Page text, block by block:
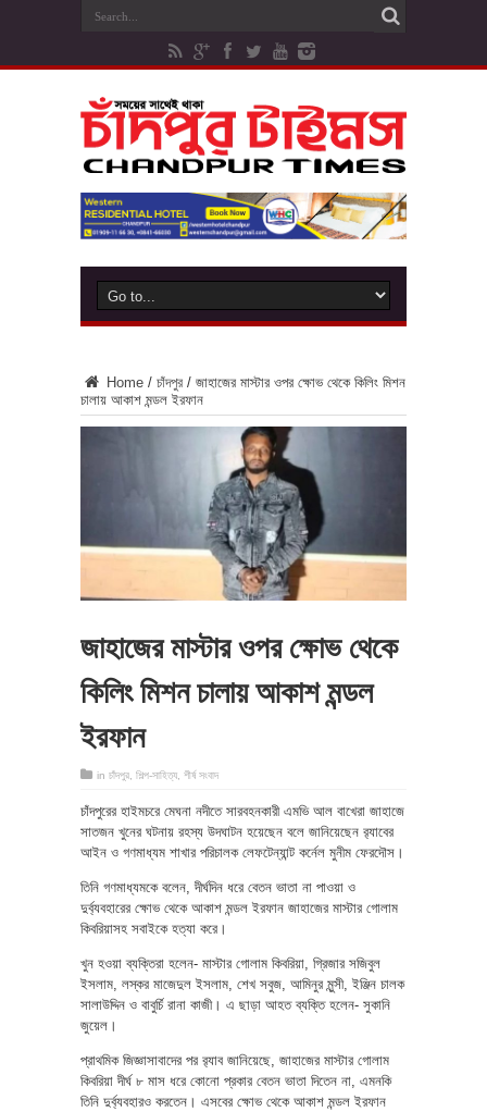
Home / চাঁদপুর / জাহাজের মাস্টার ওপর ক্ষোভ থেকে কিলিং মিশন
চালায় আকাশ মন্ডল ইরফান
জাহাজের মাস্টার ওপর ক্ষোভ থেকে
কিলিং মিশন চালায় আকাশ মন্ডল
ইরফান
in চাঁদপুর শিল্প-সাহিত্য শীর্ষ সংবাদ
চাঁদপুরের হাইমচরে মেঘনা নদীতে সারবহনকারী এমভি আল বাখেরা জাহাজে
সাতজন খুনের ঘটনায় রহস্য উদঘাটন হয়েছেন বলে জানিয়েছেন র‌্যাবের
আইন ও গণমাধ্যম শাখার পরিচালক লেফটেন্যান্ট কর্নেল মুনীম ফেরদৌস।
তিনি গণমাধ্যমকে বলেন, দীর্ঘদিন ধরে বেতন ভাতা না পাওয়া ও
দুর্ব্যবহারের ক্ষোভ থেকে আকাশ মন্ডল ইরফান জাহাজের মাস্টার গোলাম
কিবরিয়াসহ সবাইকে হত্যা করে।
খুন হওয়া ব্যক্তিরা হলেন- মাস্টার গোলাম কিবরিয়া, গ্রিজার সজিবুল
ইসলাম, লস্কর মাজেদুল ইসলাম, শেখ সবুজ, আমিনুর মুন্সী, ইঞ্জিন চালক
সালাউদ্দিন ও বাবুর্চি রানা কাজী। এ ছাড়া আহত ব্যক্তি হলেন- সুকানি
জুয়েল।
প্রাথমিক জিজ্ঞাসাবাদের পর র‌্যাব জানিয়েছে, জাহাজের মাস্টার গোলাম
কিবরিয়া দীর্ঘ ৮ মাস ধরে কোনো প্রকার বেতন ভাতা দিতেন না, এমনকি
তিনি দুর্ব্যবহারও করতেন। এসবের ক্ষোভ থেকে আকাশ মন্ডল ইরফান